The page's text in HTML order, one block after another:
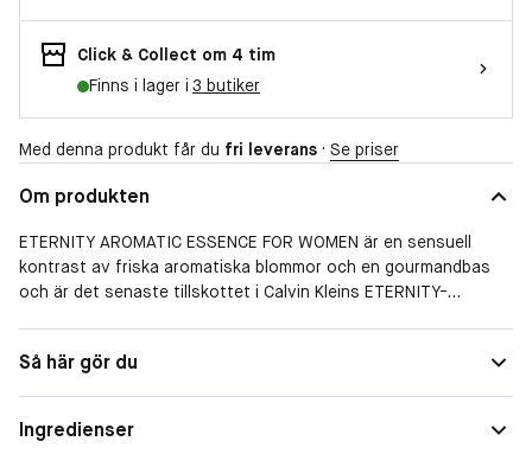
Click & Collect om 4 tim
Finns i lager i 3 butiker
Med denna produkt får du fri leverans · Se priser
Om produkten
ETERNITY AROMATIC ESSENCE FOR WOMEN är en sensuell
kontrast av friska aromatiska blommor och en gourmandbas
och är det senaste tillskottet i Calvin Kleins ETERNITY-
erbjuder en fängslande tolkning av den ikoniska originaldoften.
Calvin Klein Eternity for Women är centrerad kring ett silkeslent
ytterligare livfullhet. Omsluten av örtartade lavendelblommor
Så här gör du
Ingredienser